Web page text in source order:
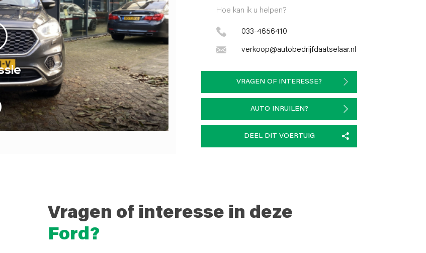
Hoe kan ik u helpen?
033-4656410
verkoop@autobedrijfdaatselaar.nl
VRAGEN OF INTERESSE?
AUTO INRUILEN?
DEEL DIT VOERTUIG
Vragen of interesse in deze
Ford?